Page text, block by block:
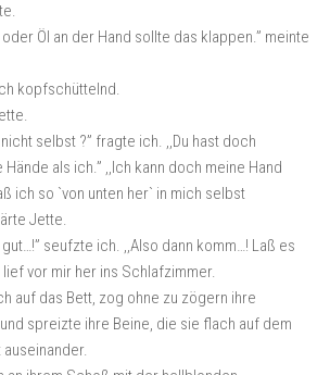
Öl an der Hand sollte das klappen.” meinte
kopfschüttelnd.
selbst ?” fragte ich. ,,Du hast doch
als ich.” ,,Ich kann doch meine Hand
ich so `von unten her` in mich selbst
Jette.
seufzte ich. ,,Also dann komm…! Laß es
vor mir her ins Schlafzimmer.
auf das Bett, zog ohne zu zögern ihre
spreizte ihre Beine, die sie flach auf dem